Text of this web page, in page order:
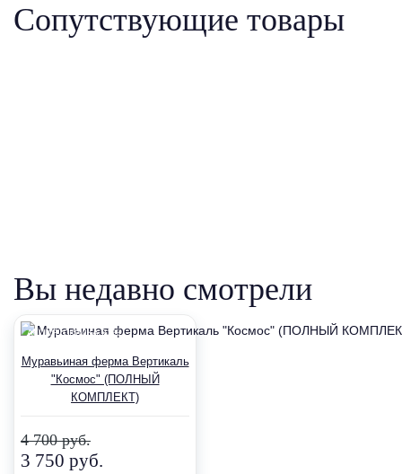
Сопутствующие товары
Вы недавно смотрели
АКЦИЯ! СКИДКА 23%
Муравьиная ферма Вертикаль
"Космос" (ПОЛНЫЙ
КОМПЛЕКТ)
4 700 руб.
3 750 руб.